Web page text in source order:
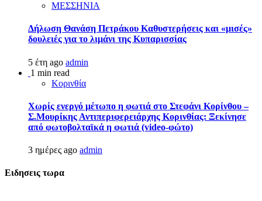
ΜΕΣΣΗΝΙΑ
Δήλωση Θανάση Πετράκου Καθυστερήσεις και «μισές»
δουλειές για το λιμάνι της Κυπαρισσίας
5 έτη ago admin
1 min read
Κορινθία
Χωρίς ενεργό μέτωπο η φωτιά στο Στεφάνι Κορίνθου –
Σ.Μουρίκης Αντιπεριφερειάρχης Κορινθίας: Ξεκίνησε
από φωτοβολταϊκά η φωτιά (video-φώτο)
3 ημέρες ago admin
Ειδησεις τωρα